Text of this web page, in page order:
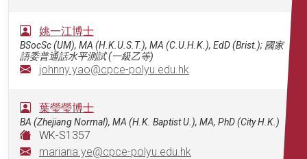
姚一江博士
BSocSc (UM), MA (H.K.U.S.T.), MA (C.U.H.K.), EdD (Brist.); 國家
語委普通話水平測試 (一級乙等)
johnny.yao@cpce-polyu.edu.hk
葉瑩瑩博士
BA (Zhejiang Normal), MA (H.K. Baptist U.), MA, PhD (City H.K.)
WK-S1357
mariana.ye@cpce-polyu.edu.hk